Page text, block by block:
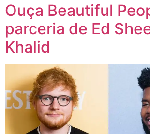
Ouça Beautiful
parceria de Ed
Khalid